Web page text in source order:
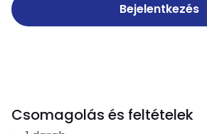
Bejelentkezés
Csomagolás és feltételek